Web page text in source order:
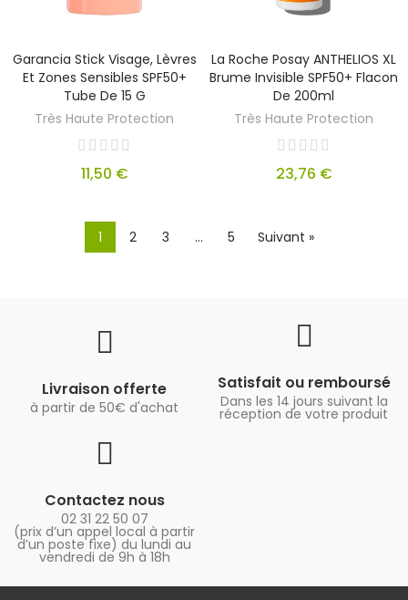
Garancia Stick Visage, Lèvres
Et Zones Sensibles SPF50+
Tube De 15 G
Très Haute Protection
11,50 €
La Roche Posay ANTHELIOS XL
Brume Invisible SPF50+ Flacon
De 200ml
Très Haute Protection
23,76 €
1 2 3 … 5 Suivant »
Livraison offerte
à partir de 50€ d'achat
Satisfait ou remboursé
Dans les 14 jours suivant la
réception de votre produit
Contactez nous
02 31 22 50 07
(prix d’un appel local à partir
d’un poste fixe) du lundi au
vendredi de 9h à 18h